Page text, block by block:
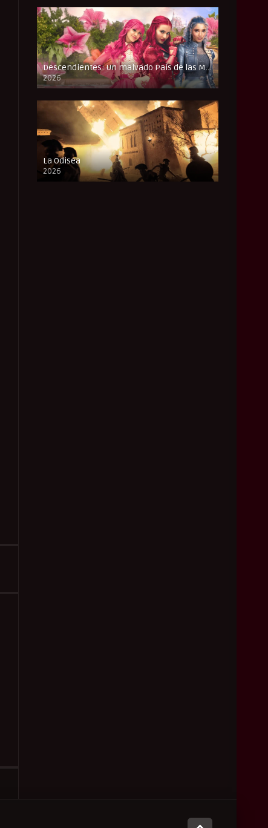
Descendientes: Un malvado País de las Maravillas
2026
FULL HD
La Odisea
2026
CAM